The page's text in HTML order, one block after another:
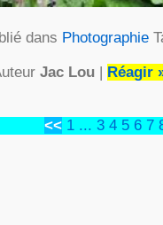
dans Photographie
Jac Lou | Réagir
<< 1 ... 3 4 5 6 7